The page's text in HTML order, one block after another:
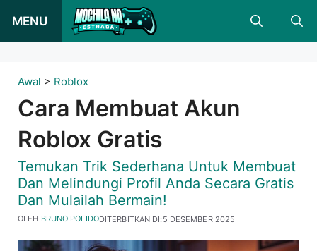
ke
MENU
Awal > Roblox
Cara Membuat Akun
Roblox Gratis
Temukan Trik Sederhana Untuk Membuat
Dan Melindungi Profil Anda Secara Gratis
Dan Mulailah Bermain!
DITERBITKAN DI: 5 DESEMBER 2025
OLEH BRUNO POLIDO